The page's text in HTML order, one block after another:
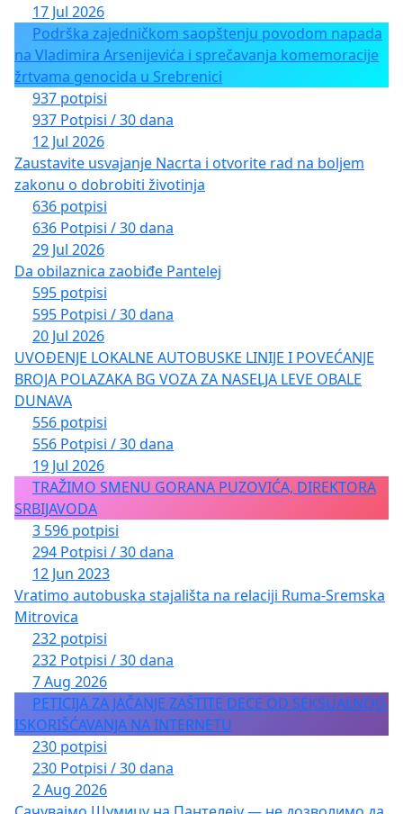
17 Jul 2026
Podrška zajedničkom saopštenju povodom napada
na Vladimira Arsenijevića i sprečavanja komemoracije
žrtvama genocida u Srebrenici
937 potpisi
937 Potpisi / 30 dana
12 Jul 2026
Zaustavite usvajanje Nacrta i otvorite rad na boljem
zakonu o dobrobiti životinja
636 potpisi
636 Potpisi / 30 dana
29 Jul 2026
Da obilaznica zaobiđe Pantelej
595 potpisi
595 Potpisi / 30 dana
20 Jul 2026
UVOĐENJE LOKALNE AUTOBUSKE LINIJE I POVEĆANJE
BROJA POLAZAKA BG VOZA ZA NASELJA LEVE OBALE
DUNAVA
556 potpisi
556 Potpisi / 30 dana
19 Jul 2026
TRAŽIMO SMENU GORANA PUZOVIĆA, DIREKTORA
SRBIJAVODA
3 596 potpisi
294 Potpisi / 30 dana
12 Jun 2023
Vratimo autobuska stajališta na relaciji Ruma-Sremska
Mitrovica
232 potpisi
232 Potpisi / 30 dana
7 Aug 2026
PETICIJA ZA JAČANJE ZAŠTITE DECE OD SEKSUALNOG
ISKORIŠĆAVANJA NA INTERNETU
230 potpisi
230 Potpisi / 30 dana
2 Aug 2026